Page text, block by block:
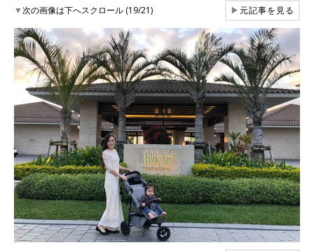
▼次の画像は下へスクロール (19/21) ▶元記事を見る